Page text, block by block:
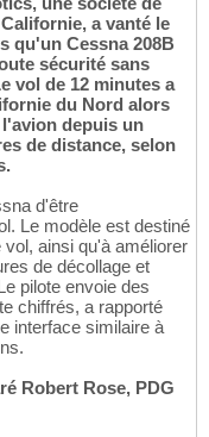
a vanté le
qu'un Cessna 208B
sécurité sans
vol de 12 minutes a
du Nord alors
depuis un
de distance, selon
d'être
Le modèle est destiné
ainsi qu'à améliorer
de décollage et
pilote envoie des
chiffrés, a rapporté
interface similaire à
Robert Rose, PDG